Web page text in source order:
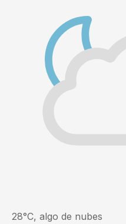
28°C, algo de nubes